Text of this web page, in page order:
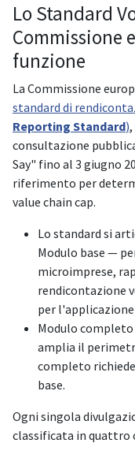
Lo Standard
Commissione
funzione
La Commissione
standard di
Reporting Standard)
consultazione
Say" fino al 3 giugno
riferimento per
value chain cap.
Lo standard si
Modulo base —
microimprese,
rendicontazione
per
Modulo
amplia il
completo
base.
Ogni singola
classificata in quattro